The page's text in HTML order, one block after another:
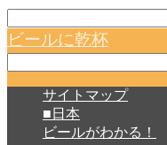
ビールに乾杯
サイトマップ
■日本
ビールがわかる！